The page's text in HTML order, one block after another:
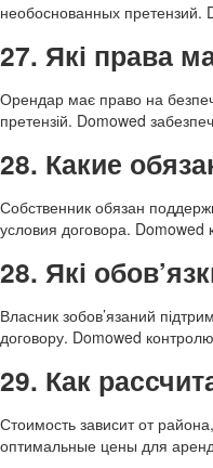
необоснованных претензий.
27. Які права
Орендар має право на
претензій. Domowed
28. Какие
Собственник обязан
условия договора. Domowed
28. Які
Власник зобов’язаний
договору. Domowed
29. Как
Стоимость зависит от
оптимальные цены для